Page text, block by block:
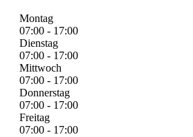
Montag
07:00 - 17:00
Dienstag
07:00 - 17:00
Mittwoch
07:00 - 17:00
Donnerstag
07:00 - 17:00
Freitag
07:00 - 17:00